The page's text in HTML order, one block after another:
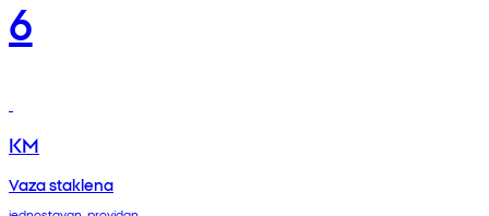
6
KM
Vaza staklena